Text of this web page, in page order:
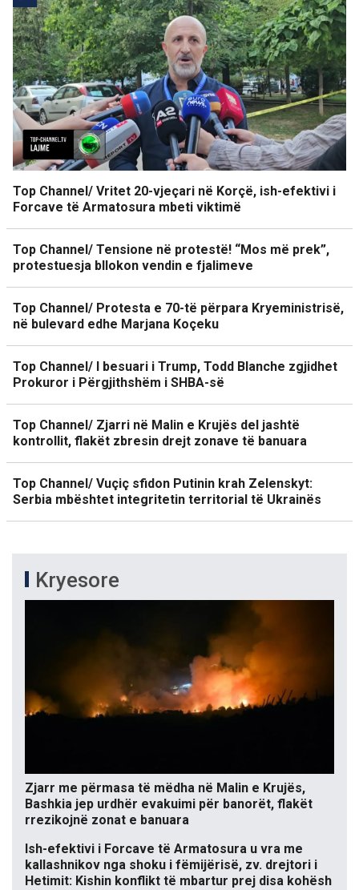
Top Channel/ Vritet 20-vjeçari në Korçë, ish-efektivi i
Forcave të Armatosura mbeti viktimë
Top Channel/ Tensione në protestë! “Mos më prek”,
protestuesja bllokon vendin e fjalimeve
Top Channel/ Protesta e 70-të përpara Kryeministrisë,
në bulevard edhe Marjana Koçeku
Top Channel/ I besuari i Trump, Todd Blanche zgjidhet
Prokuror i Përgjithshëm i SHBA-së
Top Channel/ Zjarri në Malin e Krujës del jashtë
kontrollit, flakët zbresin drejt zonave të banuara
Top Channel/ Vuçiç sfidon Putinin krah Zelenskyt:
Serbia mbështet integritetin territorial të Ukrainës
Kryesore
Zjarr me përmasa të mëdha në Malin e Krujës,
Bashkia jep urdhër evakuimi për banorët, flakët
rrezikojnë zonat e banuara
Ish-efektivi i Forcave të Armatosura u vra me
kallashnikov nga shoku i fëmijërisë, zv. drejtori i
Hetimit: Kishin konflikt të mbartur prej disa kohësh